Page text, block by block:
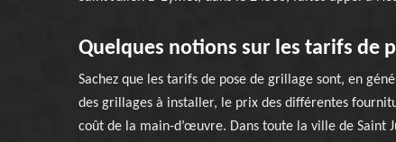
Quelques notions sur les tarifs de
Sachez que les tarifs de pose de grillage sont, en
des grillages à installer, le prix des différentes
coût de la main-d’œuvre. Dans toute la ville de Saint